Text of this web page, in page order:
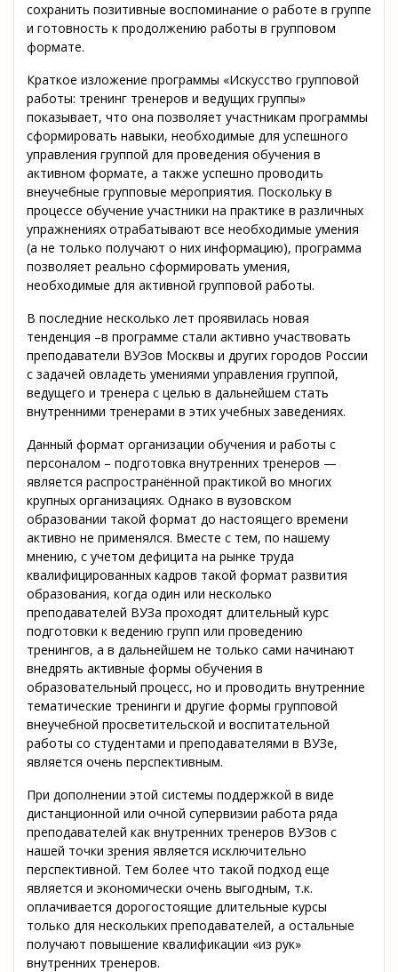
сохранить позитивные воспоминание о работе в группе
и готовность к продолжению работы в групповом
формате.
Краткое изложение программы «Искусство групповой
работы: тренинг тренеров и ведущих группы»
показывает, что она позволяет участникам программы
сформировать навыки, необходимые для успешного
управления группой для проведения обучения в
активном формате, а также успешно проводить
внеучебные групповые мероприятия. Поскольку в
процессе обучение участники на практике в различных
упражнениях отрабатывают все необходимые умения
(а не только получают о них информацию), программа
позволяет реально сформировать умения,
необходимые для активной групповой работы.
В последние несколько лет проявилась новая
тенденция –в программе стали активно участвовать
преподаватели ВУЗов Москвы и других городов России
с задачей овладеть умениями управления группой,
ведущего и тренера с целью в дальнейшем стать
внутренними тренерами в этих учебных заведениях.
Данный формат организации обучения и работы с
персоналом – подготовка внутренних тренеров —
является распространённой практикой во многих
крупных организациях. Однако в вузовском
образовании такой формат до настоящего времени
активно не применялся. Вместе с тем, по нашему
мнению, с учетом дефицита на рынке труда
квалифицированных кадров такой формат развития
образования, когда один или несколько
преподавателей ВУЗа проходят длительный курс
подготовки к ведению групп или проведению
тренингов, а в дальнейшем не только сами начинают
внедрять активные формы обучения в
образовательный процесс, но и проводить внутренние
тематические тренинги и другие формы групповой
внеучебной просветительской и воспитательной
работы со студентами и преподавателями в ВУЗе,
является очень перспективным.
При дополнении этой системы поддержкой в виде
дистанционной или очной супервизии работа ряда
преподавателей как внутренних тренеров ВУЗов с
нашей точки зрения является исключительно
перспективной. Тем более что такой подход еще
является и экономически очень выгодным, т.к.
оплачивается дорогостоящие длительные курсы
только для нескольких преподавателей, а остальные
получают повышение квалификации «из рук»
внутренних тренеров.